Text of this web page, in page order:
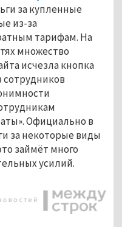
за купленные
из-за
тарифам. На
множество
исчезла кнопка
сотрудников
Официально в
за некоторые виды
займёт много
усилий.